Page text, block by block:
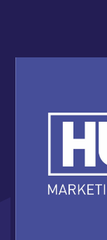
HUMINT
KOSZYKÓWKI
Nowym
Marketing -